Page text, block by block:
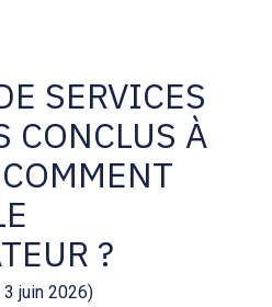
:
:
: MEG
SERVICES
CONCLUS À
?
juin 2026)